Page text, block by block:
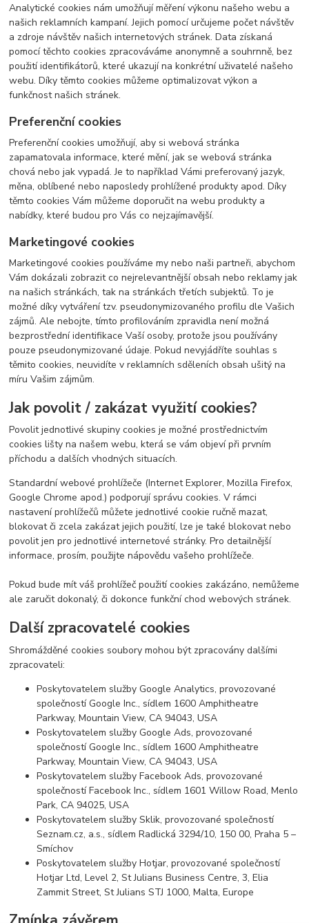
Analytické cookies nám umožňují měření výkonu našeho webu a
našich reklamních kampaní. Jejich pomocí určujeme počet návštěv
a zdroje návštěv našich internetových stránek. Data získaná
pomocí těchto cookies zpracováváme anonymně a souhrnně, bez
použití identifikátorů, které ukazují na konkrétní uživatelé našeho
webu. Díky těmto cookies můžeme optimalizovat výkon a
funkčnost našich stránek.
Preferenční cookies
Preferenční cookies umožňují, aby si webová stránka
zapamatovala informace, které mění, jak se webová stránka
chová nebo jak vypadá. Je to například Vámi preferovaný jazyk,
měna, oblíbené nebo naposledy prohlížené produkty apod. Díky
těmto cookies Vám můžeme doporučit na webu produkty a
nabídky, které budou pro Vás co nejzajímavější.
Marketingové cookies
Marketingové cookies používáme my nebo naši partneři, abychom
Vám dokázali zobrazit co nejrelevantnější obsah nebo reklamy jak
na našich stránkách, tak na stránkách třetích subjektů. To je
možné díky vytváření tzv. pseudonymizovaného profilu dle Vašich
zájmů. Ale nebojte, tímto profilováním zpravidla není možná
bezprostřední identifikace Vaší osoby, protože jsou používány
pouze pseudonymizované údaje. Pokud nevyjádříte souhlas s
těmito cookies, neuvidíte v reklamních sděleních obsah ušitý na
míru Vašim zájmům.
Jak povolit / zakázat využití cookies?
Povolit jednotlivé skupiny cookies je možné prostřednictvím
cookies lišty na našem webu, která se vám objeví při prvním
příchodu a dalších vhodných situacích.
Standardní webové prohlížeče (Internet Explorer, Mozilla Firefox,
Google Chrome apod.) podporují správu cookies. V rámci
nastavení prohlížečů můžete jednotlivé cookie ručně mazat,
blokovat či zcela zakázat jejich použití, lze je také blokovat nebo
povolit jen pro jednotlivé internetové stránky. Pro detailnější
informace, prosím, použijte nápovědu vašeho prohlížeče.
Pokud bude mít váš prohlížeč použití cookies zakázáno, nemůžeme
ale zaručit dokonalý, či dokonce funkční chod webových stránek.
Další zpracovatelé cookies
Shromážděné cookies soubory mohou být zpracovány dalšími
zpracovateli:
Poskytovatelem služby Google Analytics, provozované
společností Google Inc., sídlem 1600 Amphitheatre
Parkway, Mountain View, CA 94043, USA
Poskytovatelem služby Google Ads, provozované
společností Google Inc., sídlem 1600 Amphitheatre
Parkway, Mountain View, CA 94043, USA
Poskytovatelem služby Facebook Ads, provozované
společností Facebook Inc., sídlem 1601 Willow Road, Menlo
Park, CA 94025, USA
Poskytovatelem služby Sklik, provozované společností
Seznam.cz, a.s., sídlem Radlická 3294/10, 150 00, Praha 5 –
Smíchov
Poskytovatelem služby Hotjar, provozované společností
Hotjar Ltd, Level 2, St Julians Business Centre, 3, Elia
Zammit Street, St Julians STJ 1000, Malta, Europe